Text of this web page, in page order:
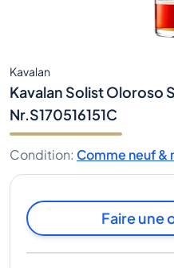
Kavalan
Kavalan Solist Oloroso
Nr.S170516151C
Condition: Comme neuf &
Faire une